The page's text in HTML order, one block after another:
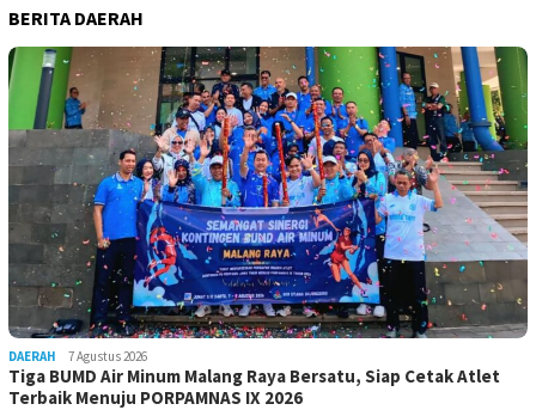
BERITA DAERAH
DAERAH 7 Agustus 2026
Tiga BUMD Air Minum Malang Raya Bersatu, Siap Cetak Atlet
Terbaik Menuju PORPAMNAS IX 2026